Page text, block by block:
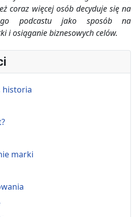
coraz więcej osób decyduje się na
podcastu jako sposób na
i osiąganie biznesowych celów.
historia
marki